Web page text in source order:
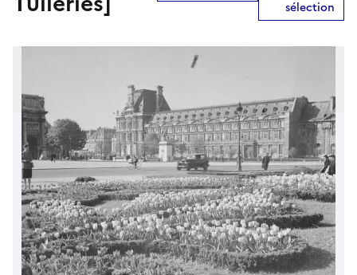
sélection